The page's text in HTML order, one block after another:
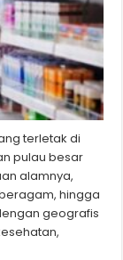
terletak di
pulau besar
alamnya,
hingga
geografis